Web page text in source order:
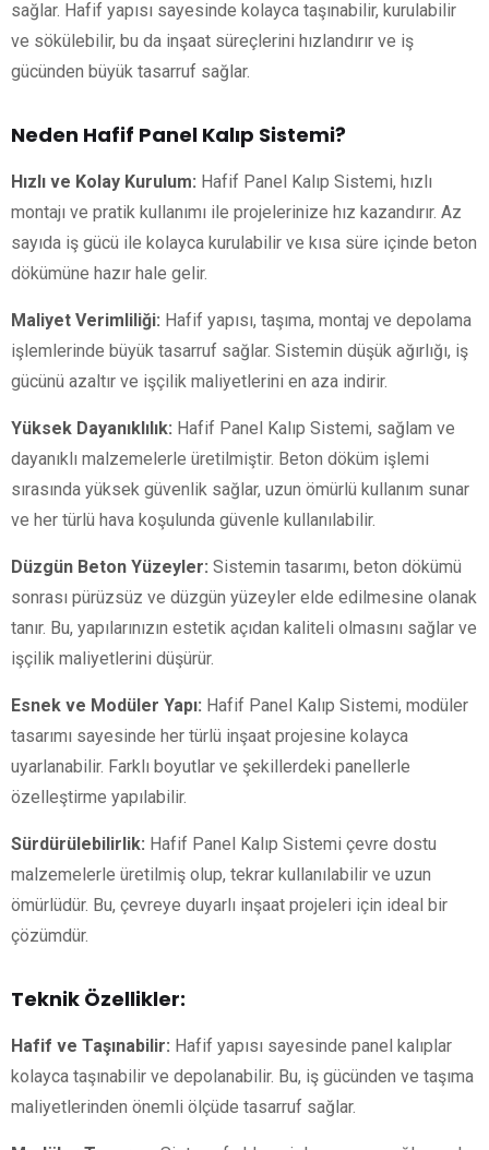
sağlar. Hafif yapısı sayesinde kolayca taşınabilir, kurulabilir
ve sökülebilir, bu da inşaat süreçlerini hızlandırır ve iş
gücünden büyük tasarruf sağlar.
Neden Hafif Panel Kalıp Sistemi?
Hızlı ve Kolay Kurulum: Hafif Panel Kalıp Sistemi, hızlı
montajı ve pratik kullanımı ile projelerinize hız kazandırır. Az
sayıda iş gücü ile kolayca kurulabilir ve kısa süre içinde beton
dökümüne hazır hale gelir.
Maliyet Verimliliği: Hafif yapısı, taşıma, montaj ve depolama
işlemlerinde büyük tasarruf sağlar. Sistemin düşük ağırlığı, iş
gücünü azaltır ve işçilik maliyetlerini en aza indirir.
Yüksek Dayanıklılık: Hafif Panel Kalıp Sistemi, sağlam ve
dayanıklı malzemelerle üretilmiştir. Beton döküm işlemi
sırasında yüksek güvenlik sağlar, uzun ömürlü kullanım sunar
ve her türlü hava koşulunda güvenle kullanılabilir.
Düzgün Beton Yüzeyler: Sistemin tasarımı, beton dökümü
sonrası pürüzsüz ve düzgün yüzeyler elde edilmesine olanak
tanır. Bu, yapılarınızın estetik açıdan kaliteli olmasını sağlar ve
işçilik maliyetlerini düşürür.
Esnek ve Modüler Yapı: Hafif Panel Kalıp Sistemi, modüler
tasarımı sayesinde her türlü inşaat projesine kolayca
uyarlanabilir. Farklı boyutlar ve şekillerdeki panellerle
özelleştirme yapılabilir.
Sürdürülebilirlik: Hafif Panel Kalıp Sistemi çevre dostu
malzemelerle üretilmiş olup, tekrar kullanılabilir ve uzun
ömürlüdür. Bu, çevreye duyarlı inşaat projeleri için ideal bir
çözümdür.
Teknik Özellikler:
Hafif ve Taşınabilir: Hafif yapısı sayesinde panel kalıplar
kolayca taşınabilir ve depolanabilir. Bu, iş gücünden ve taşıma
maliyetlerinden önemli ölçüde tasarruf sağlar.